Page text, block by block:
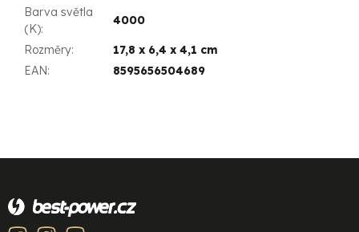
Barva světla
(K):
4000
Rozměry:
17,8 x 6,4 x 4,1 cm
EAN: 8595656504689
á